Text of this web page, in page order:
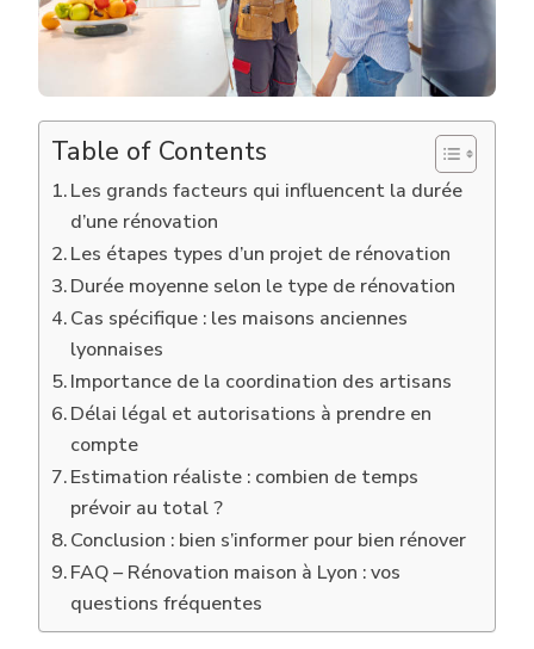
Table of Contents
Les grands facteurs qui influencent la durée
d’une rénovation
Les étapes types d’un projet de rénovation
Durée moyenne selon le type de rénovation
Cas spécifique : les maisons anciennes
lyonnaises
Importance de la coordination des artisans
Délai légal et autorisations à prendre en
compte
Estimation réaliste : combien de temps
prévoir au total ?
Conclusion : bien s’informer pour bien rénover
FAQ – Rénovation maison à Lyon : vos
questions fréquentes